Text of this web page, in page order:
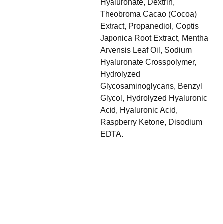
Hyaluronate, Dextrin,
Theobroma Cacao (Cocoa)
Extract, Propanediol, Coptis
Japonica Root Extract, Mentha
Arvensis Leaf Oil, Sodium
Hyaluronate Crosspolymer,
Hydrolyzed
Glycosaminoglycans, Benzyl
Glycol, Hydrolyzed Hyaluronic
Acid, Hyaluronic Acid,
Raspberry Ketone, Disodium
EDTA.